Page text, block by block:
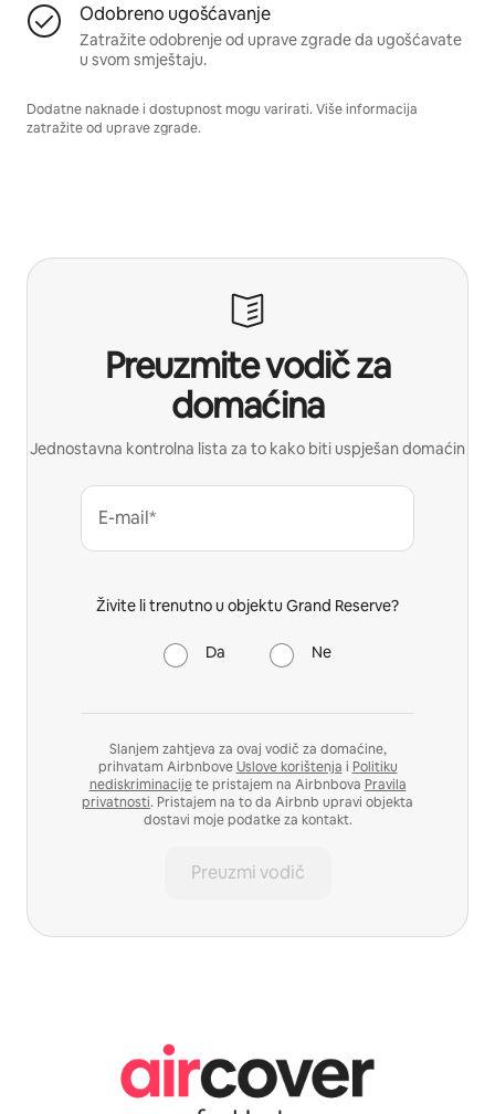
Odobreno ugošćavanje
Zatražite odobrenje od uprave zgrade da ugošćavate
u svom smještaju.
Dodatne naknade i dostupnost mogu varirati. Više informacija
zatražite od uprave zgrade.
Preuzmite vodič za
domaćina
Jednostavna kontrolna lista za to kako biti uspješan domaćin
E-mail*
Živite li trenutno u objektu Grand Reserve?
Da Ne
Slanjem zahtjeva za ovaj vodič za domaćine,
prihvatam AirbnboveUslove korištenja i Politiku
nediskriminacijete pristajem na Airbnbova Pravila
privatnosti. Pristajem na to da Airbnb upravi objekta
dostavi moje podatke za kontakt.
Preuzmi vodič